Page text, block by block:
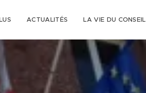
ACTUALITÉS LA VIE DU CONSEIL